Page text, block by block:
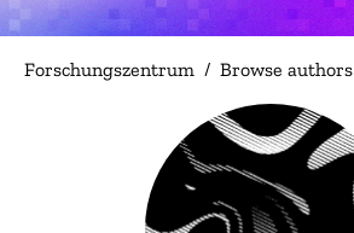
Was wir tun
Machen Sie mit
Magazin
Forschungszentrum / Browse authors